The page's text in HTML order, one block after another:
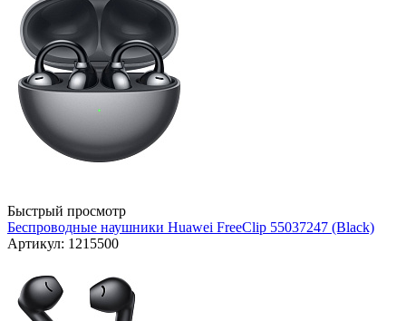
Быстрый просмотр
Беспроводные наушники Huawei FreeClip 55037247 (Black)
Артикул: 1215500